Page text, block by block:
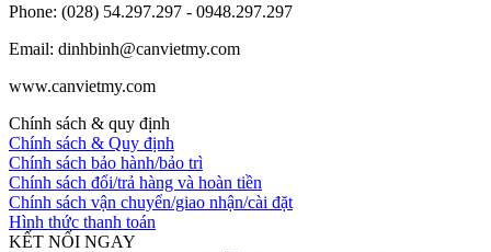
Phone: (028) 54.297.297 - 0948.297.297
Email: dinhbinh@canvietmy.com
www.canvietmy.com
Chính sách & quy định
Chính sách & Quy định
Chính sách bảo hành/bảo trì
Chính sách đổi/trả hàng và hoàn tiền
Chính sách vận chuyển/giao nhận/cài đặt
Hình thức thanh toán
KẾT NỐI NGAY